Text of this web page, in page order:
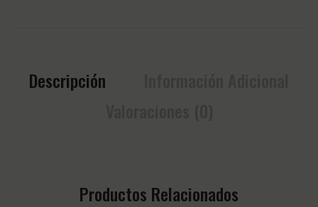
Descripción
Productos Relacionados